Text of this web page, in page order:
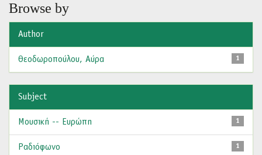
Browse by
Author
1
Θεοδωροπούλου, Αύρα
Subject
1
Μουσική -- Ευρώπη
1
Ραδιόφωνο